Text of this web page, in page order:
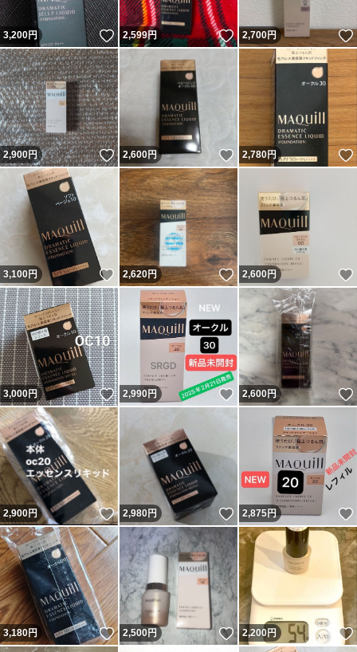
3,200円 いいね！
2,599円 いいね！
2,700円
2,900円 いいね！
2,600円 いいね！
2,780円
3,100円 いいね！
2,620円 いいね！
2,600円
3,000円 いいね！
2,990円 いいね！
2,600円
2,900円 いいね！
2,980円 いいね！
2,875円
3,180円 いいね！
2,500円 いいね！
2,200円